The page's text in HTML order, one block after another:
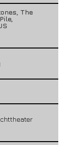
The